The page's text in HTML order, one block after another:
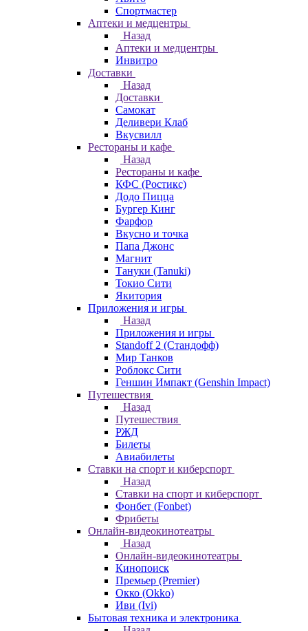
Спортмастер
Аптеки и медцентры
Назад
Аптеки и медцентры
Инвитро
Доставки
Назад
Доставки
Самокат
Деливери Клаб
Вкусвилл
Рестораны и кафе
Назад
Рестораны и кафе
КФС (Ростикс)
Додо Пицца
Бургер Кинг
Фарфор
Вкусно и точка
Папа Джонс
Магнит
Тануки (Tanuki)
Токио Сити
Якитория
Приложения и игры
Назад
Приложения и игры
Standoff 2 (Стандофф)
Мир Танков
Роблокс Сити
Геншин Импакт (Genshin Impact)
Путешествия
Назад
Путешествия
РЖД
Билеты
Авиабилеты
Ставки на спорт и киберспорт
Назад
Ставки на спорт и киберспорт
Фонбет (Fonbet)
Фрибеты
Онлайн-видеокинотеатры
Назад
Онлайн-видеокинотеатры
Кинопоиск
Премьер (Premier)
Окко (Okko)
Иви (Ivi)
Бытовая техника и электроника